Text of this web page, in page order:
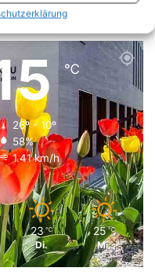
nach:
℃
26º - 10º
58%
1.41 km/h
23 ℃
Di.
25 ℃
Mi.